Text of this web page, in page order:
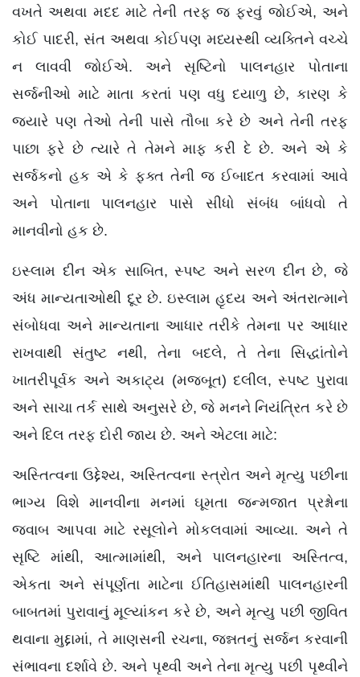
વખતે અથવા મદદ માટે તેની તરફ જ ફરવું જોઈએ, અને
કોઈ પાદરી, સંત અથવા કોઈપણ મધ્યસ્થી વ્યક્તિને વચ્ચે
ન લાવવી જોઈએ. અને સૃષ્ટિનો પાલનહાર પોતાના
સર્જનીઓ માટે માતા કરતાં પણ વધુ દયાળુ છે, કારણ કે
જ્યારે પણ તેઓ તેની પાસે તૌબા કરે છે અને તેની તરફ
પાછા ફરે છે ત્યારે તે તેમને માફ કરી દે છે. અને એ કે
સર્જકનો હક એ કે ફક્ત તેની જ ઈબાદત કરવામાં આવે
અને પોતાના પાલનહાર પાસે સીધો સંબંધ બાંધવો તે
માનવીનો હક છે.
ઇસ્લામ દીન એક સાબિત, સ્પષ્ટ અને સરળ દીન છે, જે
અંધ માન્યતાઓથી દૂર છે. ઇસ્લામ હૃદય અને અંતરાત્માને
સંબોધવા અને માન્યતાના આધાર તરીકે તેમના પર આધાર
રાખવાથી સંતુષ્ટ નથી, તેના બદલે, તે તેના સિદ્ધાંતોને
ખાતરીપૂર્વક અને અકાટ્ય (મજબૂત) દલીલ, સ્પષ્ટ પુરાવા
અને સાચા તર્ક સાથે અનુસરે છે, જે મનને નિયંત્રિત કરે છે
અને દિલ તરફ દોરી જાય છે. અને એટલા માટે:
અસ્તિત્વના ઉદ્દેશ્ય, અસ્તિત્વના સ્ત્રોત અને મૃત્યુ પછીના
ભાગ્ય વિશે માનવીના મનમાં ઘૂમતા જન્મજાત પ્રશ્નોના
જવાબ આપવા માટે રસૂલોને મોકલવામાં આવ્યા. અને તે
સૃષ્ટિ માંથી, આત્મામાંથી, અને પાલનહારના અસ્તિત્વ,
એકતા અને સંપૂર્ણતા માટેના ઈતિહાસમાંથી પાલનહારની
બાબતમાં પુરાવાનું મૂલ્યાંકન કરે છે, અને મૃત્યુ પછી જીવિત
થવાના મુદ્દામાં, તે માણસની રચના, જન્નતનું સર્જન કરવાની
સંભાવના દર્શાવે છે. અને પૃથ્વી અને તેના મૃત્યુ પછી પૃથ્વીને